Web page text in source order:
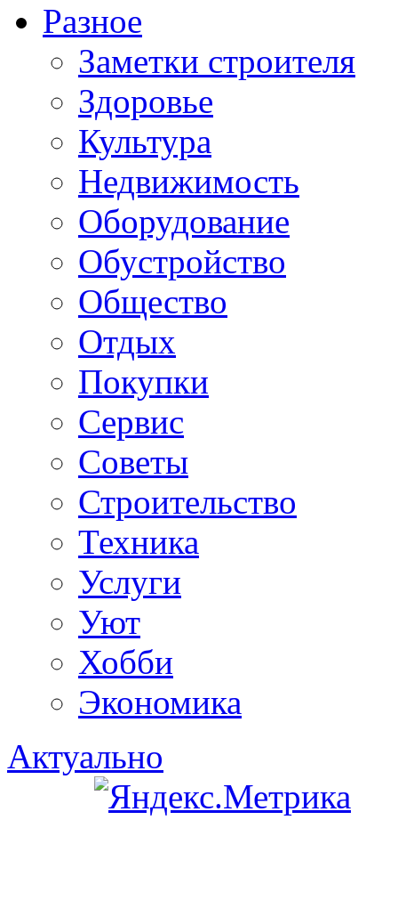
Разное
Заметки строителя
Здоровье
Культура
Недвижимость
Оборудование
Обустройство
Общество
Отдых
Покупки
Сервис
Советы
Строительство
Техника
Услуги
Уют
Хобби
Экономика
Актуально